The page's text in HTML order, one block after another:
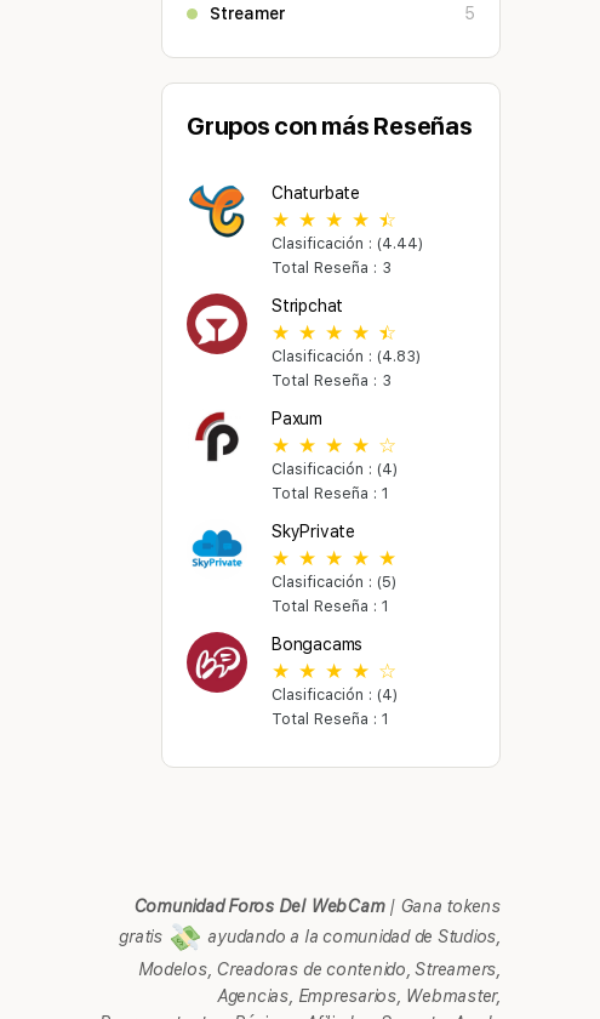
Streamer
5
Grupos con más Reseñas
Chaturbate
Clasificación : (4.44)
Total Reseña : 3
Stripchat
Clasificación : (4.83)
Total Reseña : 3
Paxum
Clasificación : (4)
Total Reseña : 1
SkyPrivate
Clasificación : (5)
Total Reseña : 1
Bongacams
Clasificación : (4)
Total Reseña : 1
Comunidad Foros Del WebCam| Gana tokens
gratis
ayudando a la comunidad de Studios,
Modelos, Creadoras de contenido, Streamers,
Agencias, Empresarios, Webmaster,